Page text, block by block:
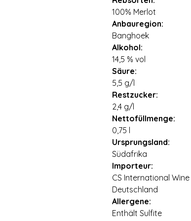
100% Merlot
Anbauregion:
Banghoek
Alkohol:
14,5 % vol
Säure:
5,5 g/l
Restzucker:
2,4 g/l
Nettofüllmenge:
0,75 l
Ursprungsland:
Südafrika
Importeur:
CS International
Deutschland
Allergene:
Enthält Sulfite